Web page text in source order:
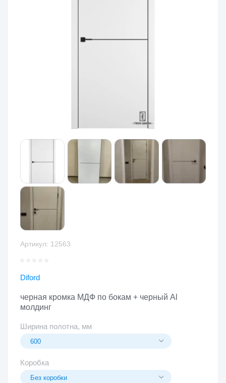
Артикул: 12563
Diford
черная кромка МДФ по бокам + черный Al
молдинг
Ширина полотна, мм
Коробка